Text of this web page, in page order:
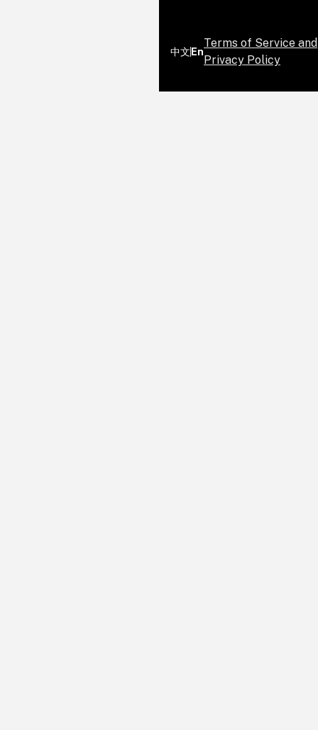
中文 En
Terms of Service and
Privacy Policy